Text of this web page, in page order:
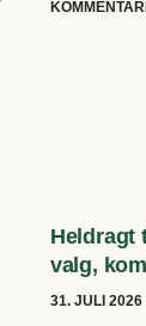
Heldragt
valg,
31. JULI 2026